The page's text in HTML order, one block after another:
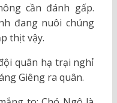
cần đánh gấp.
đang nuôi chúng
thịt vậy.
quân hạ trại nghỉ
Giêng ra quân.